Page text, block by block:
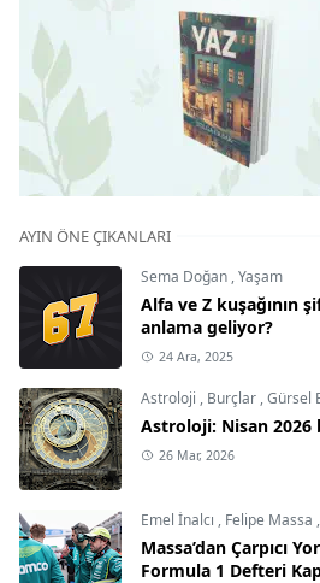
AYIN ÖNE ÇIKANLARI
Sema Doğan ,Yaşam
Alfa ve Z kuşağının
anlama geliyor?
24 Ara, 2025
Astroloji , Burçlar ,Gürsel
Astroloji: Nisan 2026
26 Mar, 2026
Emel İnalcı , Felipe Massa ,
Massa’dan Çarpıcı
Formula 1 Defteri